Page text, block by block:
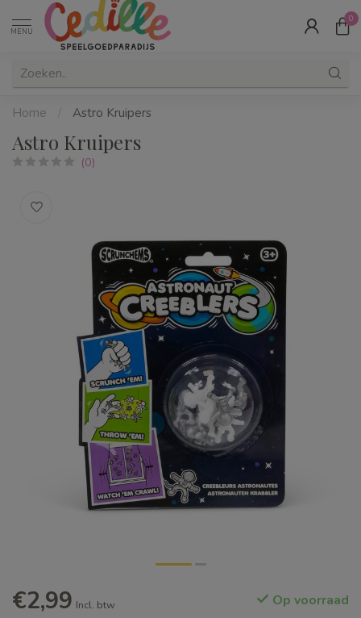
MENU
0
Home / Astro Kruipers
Astro Kruipers
(0)
€2,99 Incl. btw Op voorraad